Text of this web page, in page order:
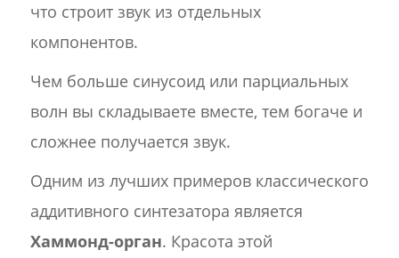
что строит звук из отдельных
компонентов.
Чем больше синусоид или парциальных
волн вы складываете вместе, тем богаче и
сложнее получается звук.
Одним из лучших примеров классического
аддитивного синтезатора является
Хаммонд-орган. Красота этой